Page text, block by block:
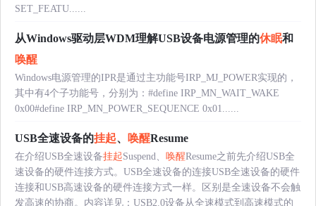
SET_FEATU......
从Windows驱动层WDM理解USB设备电源管理的休眠和
唤醒
Windows电源管理的IPR是通过主功能号IRP_MJ_POWER实现的，
其中有4个子功能号，分别为：#define IRP_MN_WAIT_WAKE
0x00#define IRP_MN_POWER_SEQUENCE 0x01......
USB全速设备的挂起、 唤醒Resume
在介绍USB全速设备挂起Suspend、 唤醒Resume之前先介绍USB全
速设备的硬件连接方式。USB全速设备的连接USB全速设备的硬件
连接和USB高速设备的硬件连接方式一样。区别是全速设备不会触
发高速的协商。内容详见：USB2.0设备从全速模式到高速模式的